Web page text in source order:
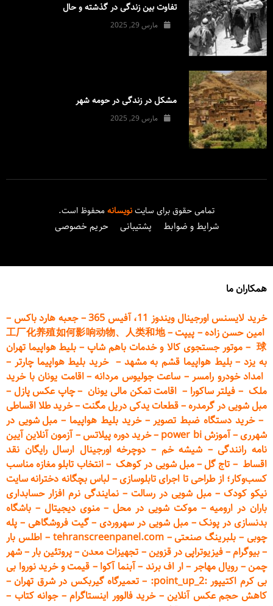
تفاوت بین زندگی در گذشته و حال
مارس 29, 2025
مشکل در زندگی در حومه شهر
مارس 29, 2025
تمامی حقوق برای سایتنویسانهمحفوظ است.
شرایط و ضوابط پشتیبانی حریم خصوصی
همکاران ما
خرید لایسنس اورجینال ویندوز 11، آفیس 365
–جعبه هارد باکس –
امین حسن زاده– پیپت–
工厂化养殖如何影响动物、人类和地
球
– موتور جستجوی کالا و خدمات باهم شاپ– بلیط هواپیما تهران
به یزد–بلیط هواپیما قشم به مشهد –خرید بلیط هواپیما چارتر –
امداد خودرو رامسر– ساعت جولیوس مردانه–اقامت یونان با خرید
ملک – فیلتر ساکورا – اقامت تمکن مالی یونان –چاپ عکس پازل –
مبل شویی در گرمدره–قطعاتیدکی دریل مگنت–خرید طلا اقساطی
–خرید دستگاه ضبط تصویر–خرید بلیط هواپیما –مبل شویی در
شهرری–آموزش power bi –خرید دورهپیلاتس–آزمون آنلاین آیین
نامه رانندگی– شیشه خم – دوچرخه اورجینال ارسال رایگان نقد
اقساط – تاج گل–مبل شویی در کوهک–انتخاب تابلو مغازه مناسب
کسب‌وکار؛ از طراحی تا اجرای تابلوسازی– لباس بچگانه دخترانه سایت
نیکو کودک – مبل شویی در رسالت – نمایندگی نرم افزار حسابداری
باران در ارومیه–موکت شویی در محل–منوی دیجیتال – باشگاه
بدنسازی در پونک–مبل شویی در سهروردی–گیت فروشگاهی – پله
چوبی – بلبرینگ صنعتی–
tehranscreenpanel.com
–اطلس بار
–بیوگرام–فیزیوتراپی در قزوین– تجهیزات معدن–پروتئین بار–شهر
چمن– رویال مهاجر –ار اف برند –آبنما آکوا – قیمت و خرید نوروا بی
بی کرم اکتیپور :point_up_2:
– تعمیرگاه گیربکس در شرق تهران–
کاهش حجم عکس آنلاین–خرید فالوور اینستاگرام–جوانه کتاب –